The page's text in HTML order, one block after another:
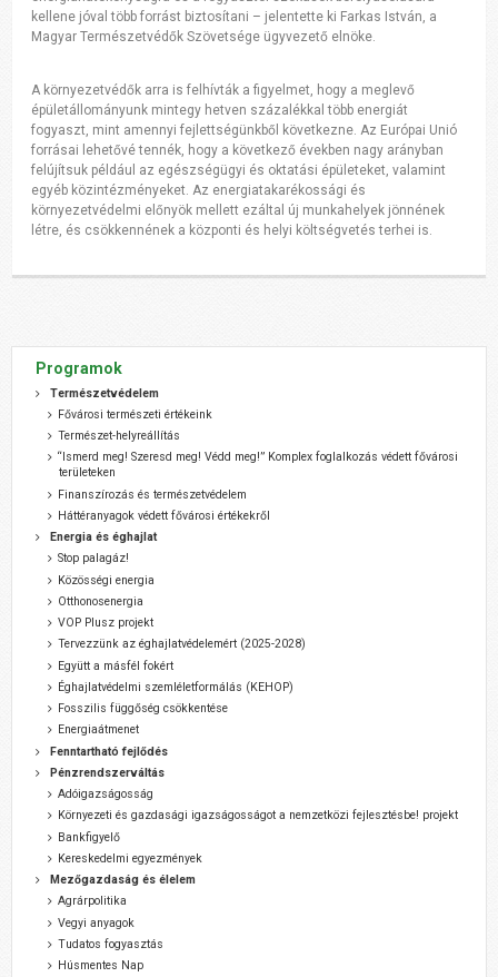
kellene jóval több forrást biztosítani – jelentette ki Farkas István, a
Magyar Természetvédők Szövetsége ügyvezető elnöke.
A környezetvédők arra is felhívták a figyelmet, hogy a meglevő
épületállományunk mintegy hetven százalékkal több energiát
fogyaszt, mint amennyi fejlettségünkből következne. Az Európai Unió
forrásai lehetővé tennék, hogy a következő években nagy arányban
felújítsuk például az egészségügyi és oktatási épületeket, valamint
egyéb közintézményeket. Az energiatakarékossági és
környezetvédelmi előnyök mellett ezáltal új munkahelyek jönnének
létre, és csökkennének a központi és helyi költségvetés terhei is.
Programok
Természetvédelem
Fővárosi természeti értékeink
Természet-helyreállítás
“Ismerd meg! Szeresd meg! Védd meg!” Komplex foglalkozás védett fővárosi
területeken
Finanszírozás és természetvédelem
Háttéranyagok védett fővárosi értékekről
Energia és éghajlat
Stop palagáz!
Közösségi energia
Otthonosenergia
VOP Plusz projekt
Tervezzünk az éghajlatvédelemért (2025-2028)
Együtt a másfél fokért
Éghajlatvédelmi szemléletformálás (KEHOP)
Fosszilis függőség csökkentése
Energiaátmenet
Fenntartható fejlődés
Pénzrendszerváltás
Adóigazságosság
Környezeti és gazdasági igazságosságot a nemzetközi fejlesztésbe! projekt
Bankfigyelő
Kereskedelmi egyezmények
Mezőgazdaság és élelem
Agrárpolitika
Vegyi anyagok
Tudatos fogyasztás
Húsmentes Nap